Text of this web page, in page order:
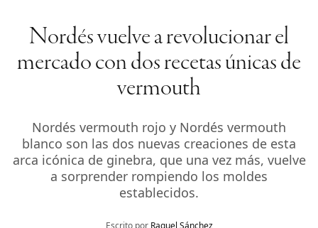
Nordés vuelve a revolucionar el
mercado con dos recetas únicas de
vermouth
Nordés vermouth rojo y Nordés vermouth
blanco son las dos nuevas creaciones de esta
arca icónica de ginebra, que una vez más, vuelve
a sorprender rompiendo los moldes
establecidos.
Escrito por Raquel Sánchez